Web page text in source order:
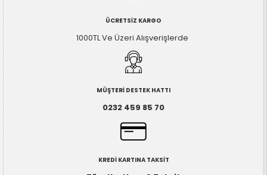
ÜCRETSİZ KARGO
1000TL Ve Üzeri Alışverişlerde
MÜŞTERİ DESTEK HATTI
0232 459 85 70
KREDİ KARTINA TAKSİT